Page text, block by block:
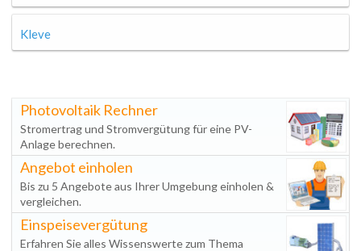
Kleve
Photovoltaik Rechner
Stromertrag und Stromvergütung für eine PV-
Anlage berechnen.
Angebot einholen
Bis zu 5 Angebote aus Ihrer Umgebung einholen &
vergleichen.
Einspeisevergütung
Erfahren Sie alles Wissenswerte zum Thema